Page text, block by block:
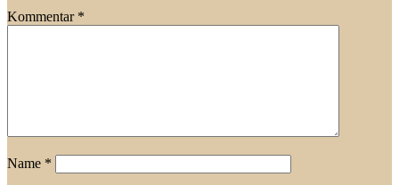
Kommentar *
Name *